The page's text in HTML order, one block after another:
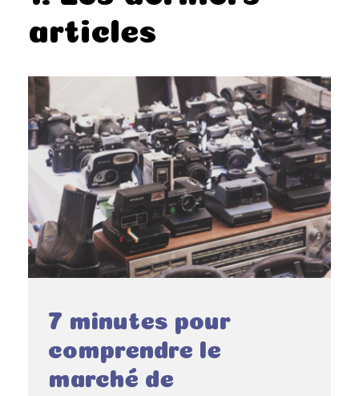
articles
7 minutes pour
comprendre le
marché de